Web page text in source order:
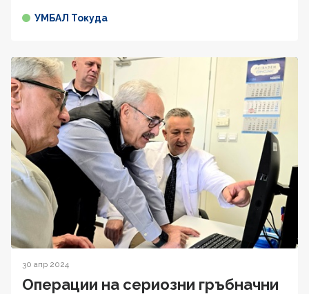
УМБАЛ Токуда
30 апр 2024
Операции на сериозни гръбначни